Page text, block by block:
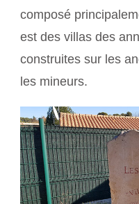
composé
est des villas des
construites sur les
les mineurs.